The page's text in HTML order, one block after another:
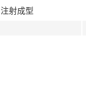
注射成型